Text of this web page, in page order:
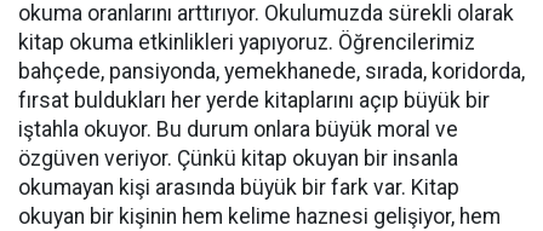
okuma oranlarını arttırıyor. Okulumuzda sürekli olarak
kitap okuma etkinlikleri yapıyoruz. Öğrencilerimiz
bahçede, pansiyonda, yemekhanede, sırada, koridorda,
fırsat buldukları her yerde kitaplarını açıp büyük bir
iştahla okuyor. Bu durum onlara büyük moral ve
özgüven veriyor. Çünkü kitap okuyan bir insanla
okumayan kişi arasında büyük bir fark var. Kitap
okuyan bir kişinin hem kelime haznesi gelişiyor, hem